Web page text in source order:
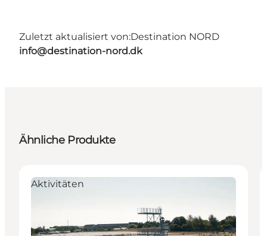
Zuletzt aktualisiert von:Destination NORD
info@destination-nord.dk
Ähnliche Produkte
Aktivitäten